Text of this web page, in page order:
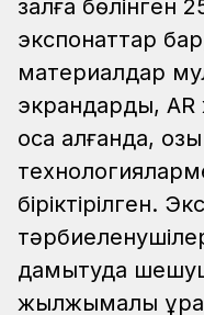
залға бөлінген
экспонаттар
материалдар
экрандарды,
қоса алғанда,
біріктірілген.
дамытуда
жылжымалы